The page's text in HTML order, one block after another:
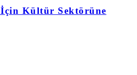
Kültür Sektörüne